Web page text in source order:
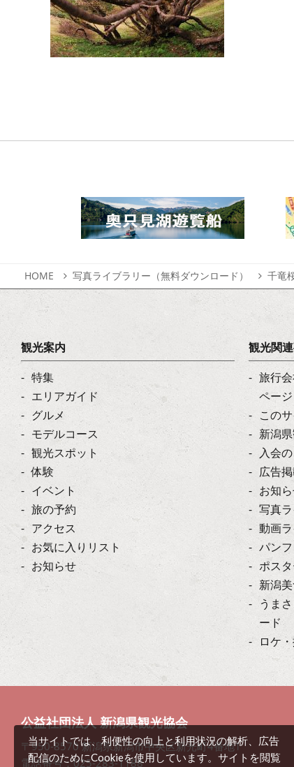
HOME 写真ライブラリー（無料ダウンロード） 千竜
観光案内
特集
エリアガイド
グルメ
モデルコース
観光スポット
体験
イベント
旅の予約
アクセス
お気に入りリスト
お知らせ
観光関
旅行
ページ
この
新潟
入会
広告
お知
写真
動画
パン
ポス
新潟
うま
ード
ロケ
公益社団法人 新潟県観光協会
〒950-8570 新潟県新潟市中央区新光町4番地1
電話番号：025-283-1188
当サイトでは、利便性の向上と利用状況の解析、広告
配信のためにCookieを使用しています。サイトを閲覧